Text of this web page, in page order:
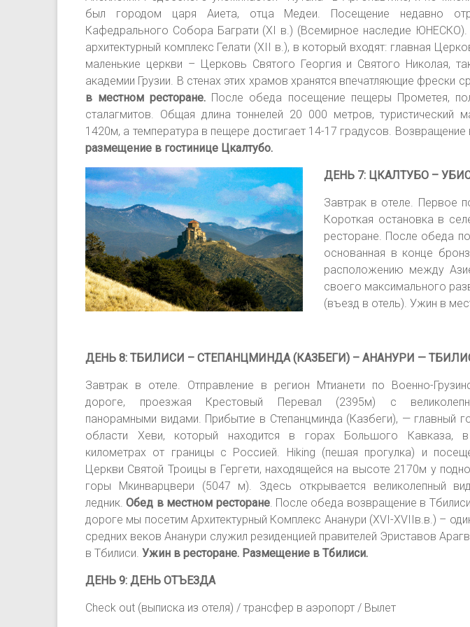
был городом царя Аиета, отца Медеи. Посещение недавно
Кафедрального Собора Баграти (XI в.) (Всемирное наследие
архитектурный комплекс Гелати (XII в.), в который входят: главная
маленькие церкви – Церковь Святого Георгия и Святого Николая,
академии Грузии. В стенах этих храмов хранятся впечатляющие фрески
в местном ресторане. После обеда посещение пещеры Прометея,
сталагмитов. Общая длина тоннелей 20 000 метров, туристический
1420м, а температура в пещере достигает 14-17 градусов. Возвращение
размещение в гостинице Цкалтубо.
ДЕНЬ 7: ЦКАЛТУБО –
Завтрак в отеле. Первое
Короткая остановка в
ресторане. После обеда
основанная в конце
расположению между
своего максимального
(въезд в отель). Ужин в
ДЕНЬ 8: ТБИЛИСИ – СТЕПАНЦМИНДА (КАЗБЕГИ) – АНАНУРИ —
Завтрак в отеле. Отправление в регион Мтианети по Военно-
дороге, проезжая Крестовый Перевал (2395м) с
панорамными видами. Прибытие в Степанцминда (Казбеги), — главный
области Хеви, который находится в горах Большого Кавказа,
километрах от границы с Россией. Hiking (пешая прогулка) и
Церкви Святой Троицы в Гергети, находящейся на высоте 2170м у
горы Мкинварцвери (5047 м). Здесь открывается великолепный
ледник.Обед в местном ресторане. После обеда возвращение в
дороге мы посетим Архитектурный Комплекс Ананури (XVI-XVIIв.в.) –
средних веков Ананури служил резиденцией правителей Эриставов
в Тбилиси. Ужин в ресторане. Размещение в Тбилиси.
ДЕНЬ 9: ДЕНЬ ОТЪЕЗДА
Check out (выписка из отеля) / трансфер в аэропорт / Вылет